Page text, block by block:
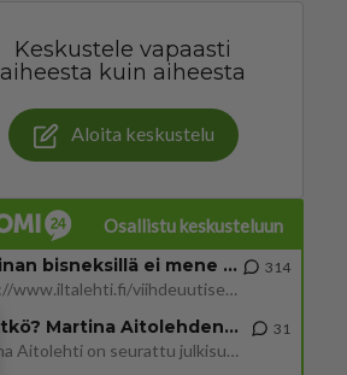
Keskustele vapaasti
aiheesta kuin aiheesta
Aloita keskustelu
Osallistu keskusteluun
Martinan bisneksillä ei mene hyvin
https://www.iltalehti.fi/viihdeuutiset/a/c46da6ab-340f-4790-aaa7-0865eed2336 Yrityksen konkurssihakemus on tullut kärä
314
Tiesitkö? Martina Aitolehden isäpuoli on tämä suosittu laulaja
Martina Aitolehti on seurattu julkisuuden henkilö. Lähipiiriin mahtuu muitakin tunnettuja henkilöitä. Tiesitkö, että Ma
31